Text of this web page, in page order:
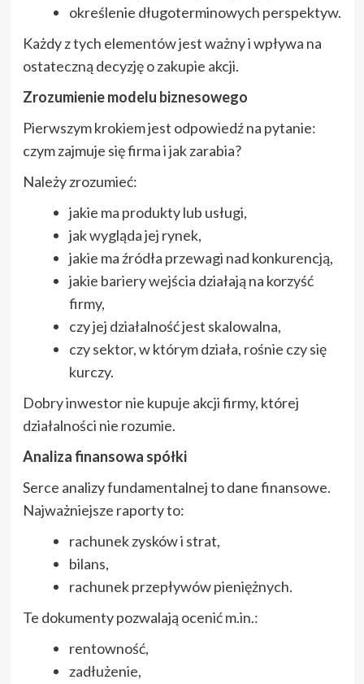
określenie długoterminowych perspektyw.
Każdy z tych elementów jest ważny i wpływa na
ostateczną decyzję o zakupie akcji.
Zrozumienie modelu biznesowego
Pierwszym krokiem jest odpowiedź na pytanie:
czym zajmuje się firma i jak zarabia?
Należy zrozumieć:
jakie ma produkty lub usługi,
jak wygląda jej rynek,
jakie ma źródła przewagi nad konkurencją,
jakie bariery wejścia działają na korzyść
firmy,
czy jej działalność jest skalowalna,
czy sektor, w którym działa, rośnie czy się
kurczy.
Dobry inwestor nie kupuje akcji firmy, której
działalności nie rozumie.
Analiza finansowa spółki
Serce analizy fundamentalnej to dane finansowe.
Najważniejsze raporty to:
rachunek zysków i strat,
bilans,
rachunek przepływów pieniężnych.
Te dokumenty pozwalają ocenić m.in.:
rentowność,
zadłużenie,